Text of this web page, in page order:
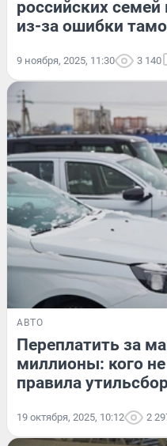
российских семей
из-за ошибки
9 ноября, 2025, 11:30 3 140
АВТО
Переплатить за
миллионы: кого
правила
19 октября, 2025, 10:12 2